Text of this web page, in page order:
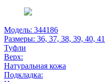
Модель: 344186
Размеры: 36, 37, 38, 39, 40, 41
Туфли
Верх:
Натуральная кожа
Подкладка: